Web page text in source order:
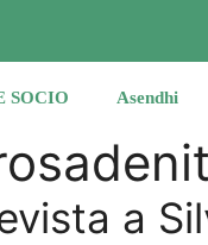
SOCIO Asendhi
a